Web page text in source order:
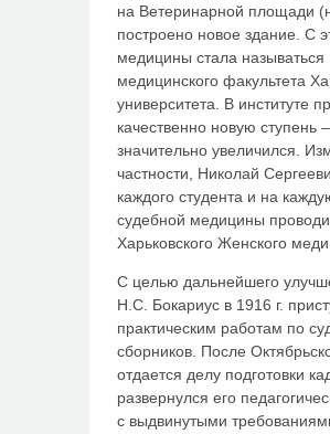
на Ветеринарной площади
построено новое здание. С
медицины стала
медицинского факультета
университета. В институте
качественно новую ступень
значительно увеличился.
частности, Николай
каждого студента и на
судебной медицины
Харьковского Женского
С целью дальнейшего
Н.С. Бокариус в 1916 г.
практическим работам по
сборников. После
отдается делу подготовки
развернулся его
с выдвинутыми